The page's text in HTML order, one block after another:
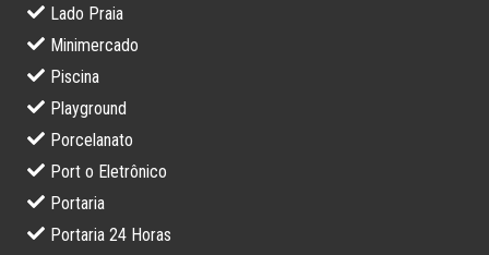
Lado Praia
Minimercado
Piscina
Playground
Porcelanato
Port o Eletrônico
Portaria
Portaria 24 Horas